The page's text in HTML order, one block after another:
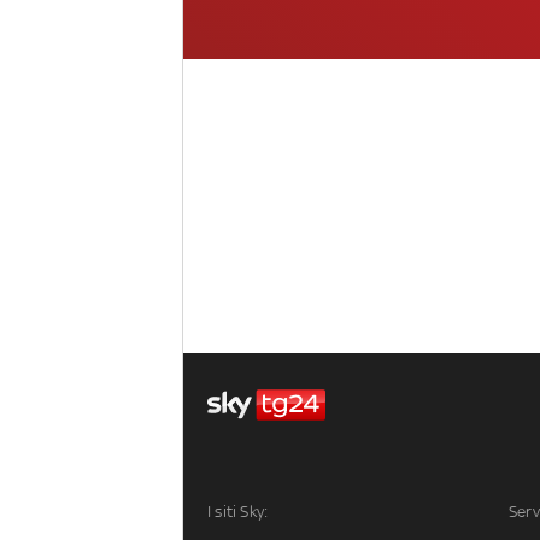
I siti Sky: